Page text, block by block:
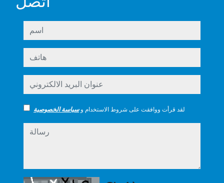
هاتف
عنوان البريد الالكتروني
لقد قرأت ووافقت على شروط الاستخدام وسياسة الخصوصية
رسالة